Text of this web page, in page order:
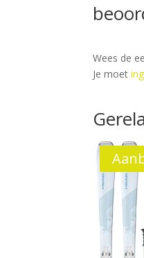
Wees de
Je moet